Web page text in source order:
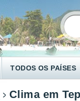
TODOS OS PAÍSES
Clima em